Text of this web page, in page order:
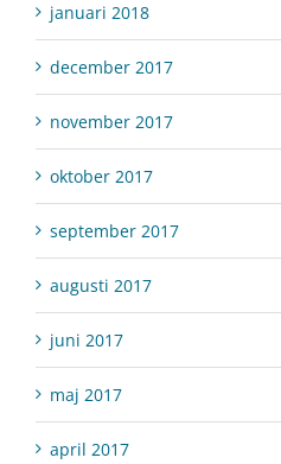
januari 2018
december 2017
november 2017
oktober 2017
september 2017
augusti 2017
juni 2017
maj 2017
april 2017